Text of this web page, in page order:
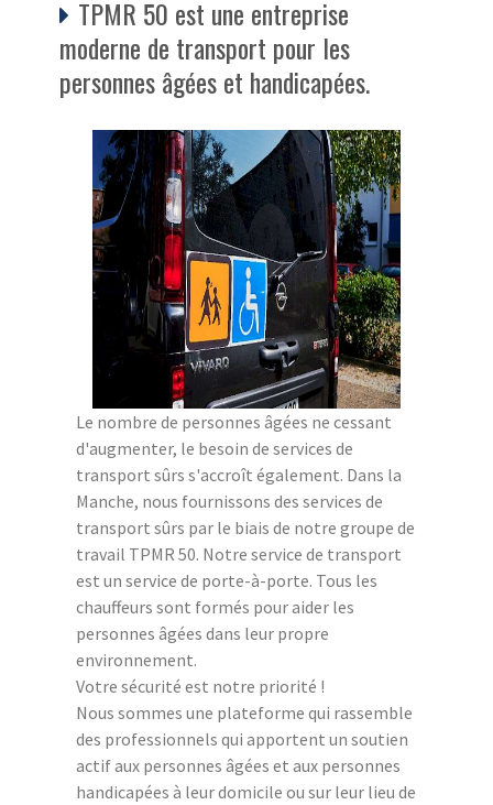
TPMR 50 est une entreprise
moderne de transport pour les
personnes âgées et handicapées.
Le nombre de personnes âgées ne cessant
d'augmenter, le besoin de services de
transport sûrs s'accroît également. Dans la
Manche, nous fournissons des services de
transport sûrs par le biais de notre groupe de
travail TPMR 50. Notre service de transport
est un service de porte-à-porte. Tous les
chauffeurs sont formés pour aider les
personnes âgées dans leur propre
environnement.
Votre sécurité est notre priorité !
Nous sommes une plateforme qui rassemble
des professionnels qui apportent un soutien
actif aux personnes âgées et aux personnes
handicapées à leur domicile ou sur leur lieu de